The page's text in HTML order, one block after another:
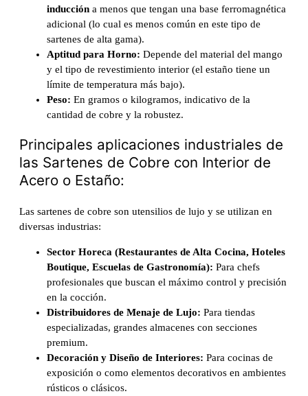
inducción a menos que tengan una base ferromagnética
adicional (lo cual es menos común en este tipo de
sartenes de alta gama).
Aptitud para Horno: Depende del material del mango
y el tipo de revestimiento interior (el estaño tiene un
límite de temperatura más bajo).
Peso: En gramos o kilogramos, indicativo de la
cantidad de cobre y la robustez.
Principales aplicaciones industriales de
las Sartenes de Cobre con Interior de
Acero o Estaño:
Las sartenes de cobre son utensilios de lujo y se utilizan en
diversas industrias:
Sector Horeca (Restaurantes de Alta Cocina, Hoteles
Boutique, Escuelas de Gastronomía): Para chefs
profesionales que buscan el máximo control y precisión
en la cocción.
Distribuidores de Menaje de Lujo: Para tiendas
especializadas, grandes almacenes con secciones
premium.
Decoración y Diseño de Interiores: Para cocinas de
exposición o como elementos decorativos en ambientes
rústicos o clásicos.